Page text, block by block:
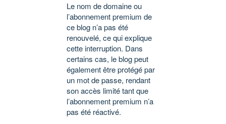
Le nom de domaine ou
l’abonnement premium de
ce blog n’a pas été
renouvelé, ce qui explique
cette interruption. Dans
certains cas, le blog peut
également être protégé par
un mot de passe, rendant
son accès limité tant que
l’abonnement premium n’a
pas été réactivé.